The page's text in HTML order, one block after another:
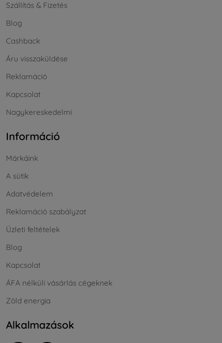
Szállítás & Fizetés
Blog
Cashback
Áru visszaküldése
Reklamáció
Kapcsolat
Nagykereskedelmi
Információ
Márkáink
A sütik
Adatvédelem
Reklamáció szabályzat
Üzleti feltételek
Blog
Kapcsolat
ÁFA nélküli vásárlás cégeknek
Zöld energia
Alkalmazások